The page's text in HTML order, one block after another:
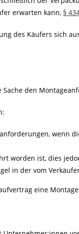
erwarten kann, §
des Käufers sich
Sache den
wenn
worden ist, dies
in der vom
eine